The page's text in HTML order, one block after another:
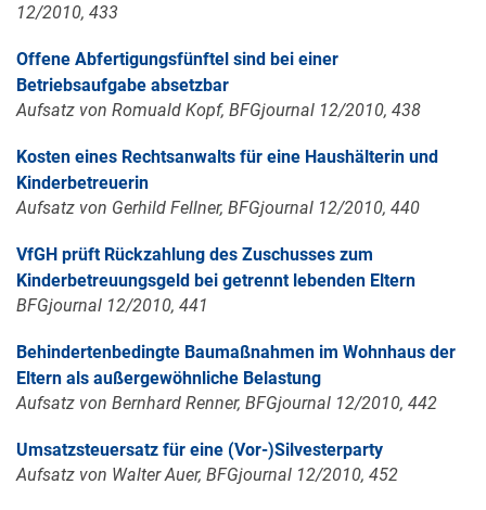
12/2010, 433
Offene Abfertigungsfünftel sind bei einer
Betriebsaufgabe absetzbar
Aufsatz von Romuald Kopf, BFGjournal 12/2010, 438
Kosten eines Rechtsanwalts für eine Haushälterin und
Kinderbetreuerin
Aufsatz von Gerhild Fellner, BFGjournal 12/2010, 440
VfGH prüft Rückzahlung des Zuschusses zum
Kinderbetreuungsgeld bei getrennt lebenden Eltern
BFGjournal 12/2010, 441
Behindertenbedingte Baumaßnahmen im Wohnhaus der
Eltern als außergewöhnliche Belastung
Aufsatz von Bernhard Renner, BFGjournal 12/2010, 442
Umsatzsteuersatz für eine (Vor-)Silvesterparty
Aufsatz von Walter Auer, BFGjournal 12/2010, 452